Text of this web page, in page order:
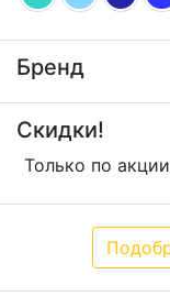
Бренд
Скидки!
Только по акции